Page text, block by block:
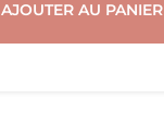
AJOUTER AU PANIER